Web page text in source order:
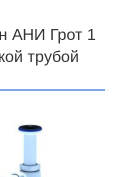
АНИ Грот 1
трубой